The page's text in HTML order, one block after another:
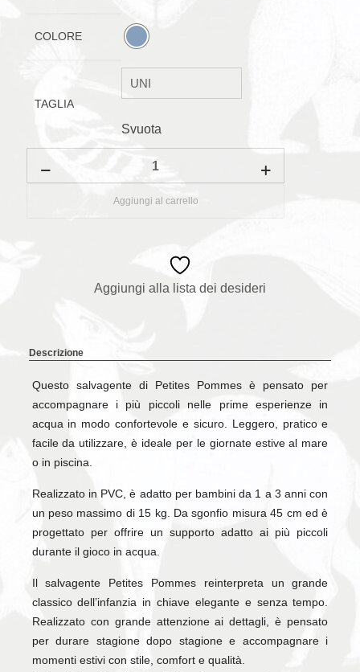
COLORE
TAGLIA
Svuota
Olivia
1-
Aggiungi al carrello
Aggiungi alla lista dei desideri
Descrizione
Questo salvagente di Petites Pommes è pensato per
accompagnare i più piccoli nelle prime esperienze in
acqua in modo confortevole e sicuro. Leggero, pratico e
facile da utilizzare, è ideale per le giornate estive al mare
o in piscina.
Realizzato in PVC, è adatto per bambini da 1 a 3 anni con
un peso massimo di 15 kg. Da sgonfio misura 45 cm ed è
progettato per offrire un supporto adatto ai più piccoli
durante il gioco in acqua.
Il salvagente Petites Pommes reinterpreta un grande
classico dell’infanzia in chiave elegante e senza tempo.
Realizzato con grande attenzione ai dettagli, è pensato
per durare stagione dopo stagione e accompagnare i
momenti estivi con stile, comfort e qualità.